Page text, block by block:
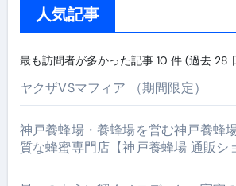
人気記事
最も訪問者が多かった記事 10 件 (過去 28
ヤクザVSマフィア （期間限定）
神戸養蜂場・養蜂場を営む神戸養蜂
質な蜂蜜専門店【神戸養蜂場 通販シ